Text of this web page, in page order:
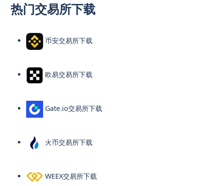
热门交易所下载
币安交易所下载
欧易交易所下载
Gate.io交易所下载
火币交易所下载
WEEX交易所下载